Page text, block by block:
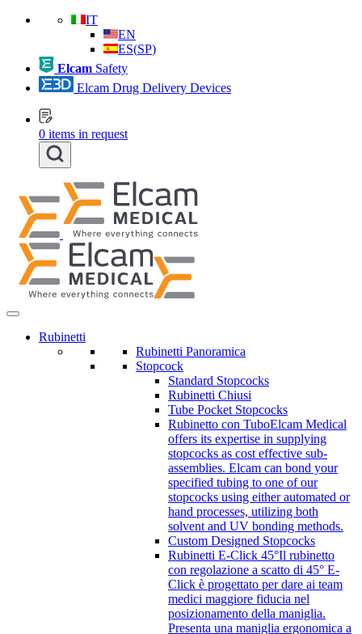
IT
EN
ES(SP)
Elcam Safety
Elcam Drug Delivery Devices
0 items in request
Rubinetti
Rubinetti Panoramica
Stopcock
Standard Stopcocks
Rubinetti Chiusi
Tube Pocket Stopcocks
Rubinetto con TuboElcam Medical
offers its expertise in supplying
stopcocks as cost effective sub-
assemblies. Elcam can bond your
specified tubing to one of our
stopcocks using either automated or
hand processes, utilizing both
solvent and UV bonding methods.
Custom Designed Stopcocks
Rubinetti E-Click 45°Il rubinetto
con regolazione a scatto di 45° E-
Click è progettato per dare ai team
medici maggiore fiducia nel
posizionamento della maniglia.
Presenta una maniglia ergonomica a